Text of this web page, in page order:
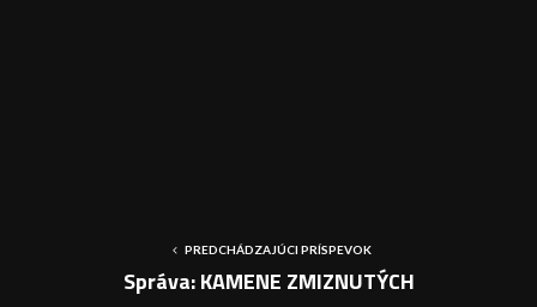
PREDCHÁDZAJÚCI PRÍSPEVOK
Správa: KAMENE ZMIZNUTÝCH